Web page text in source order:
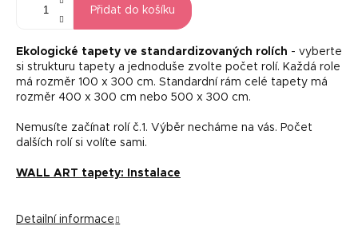
Přidat do košíku
Ekologické tapety ve standardizovaných rolích - vyberte
si strukturu tapety a jednoduše zvolte počet rolí. Každá role
má rozměr 100 x 300 cm. Standardní rám celé tapety má
rozměr 400 x 300 cm nebo 500 x 300 cm.
Nemusíte začínat rolí č.1. Výběr necháme na vás. Počet
dalších rolí si volíte sami.
WALL ART tapety: Instalace
Detailní informace